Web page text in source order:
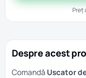
Preț
Despre acest
Comandă Uscator